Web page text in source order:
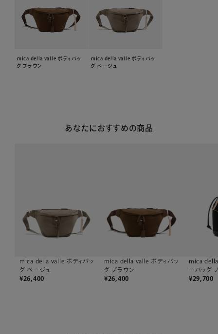
mica della valle ボディバッ
グ ブラウン
mica della valle ボディバッ
グ ベージュ
あなたにおすすめの商品
mica della valle ボディバッ
グ ベージュ
¥26,400
mica della valle ボディバッ
グ ブラウン
¥26,400
mica
ーバッグ
¥29,700